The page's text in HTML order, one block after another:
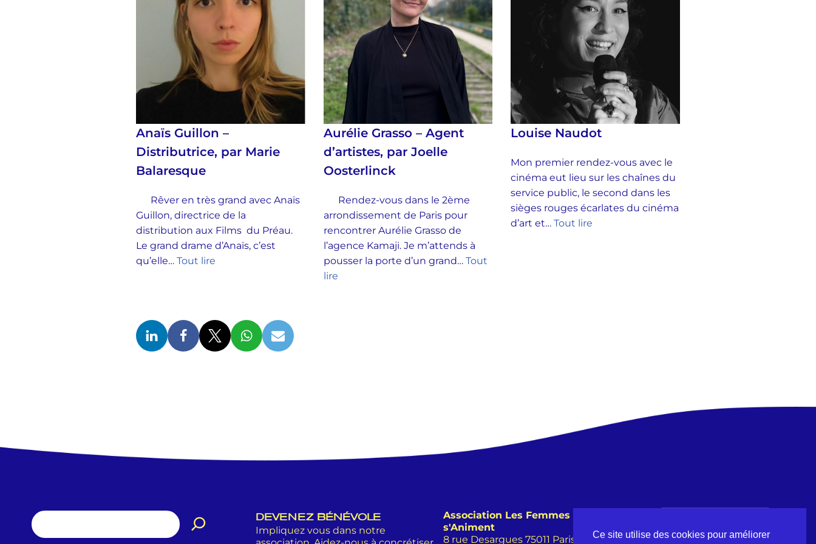
Anaïs Guillon –
Distributrice, par Marie
Balaresque
Rêver en très grand avec Anaïs
Guillon, directrice de la
distribution aux Films du Préau.
Le grand drame d’Anaïs, c’est
qu’elle… Tout lire
Aurélie Grasso – Agent
d’artistes, par Joelle
Oosterlinck
Rendez-vous dans le 2ème
arrondissement de Paris pour
rencontrer Aurélie Grasso de
l’agence Kamaji. Je m’attends à
pousser la porte d’un grand… Tout
lire
Louise Naudot
Mon premier rendez-vous avec le
cinéma eut lieu sur les chaînes du
service public, le second dans les
sièges rouges écarlates du cinéma
d’art et…Tout lire
DEVENEZ BÉNÉVOLE
Impliquez vous dans notre
Association Les Femmes
s'Animent
8 rue Desargues 75011 Paris -
Ce site utilise des cookies pour améliorer